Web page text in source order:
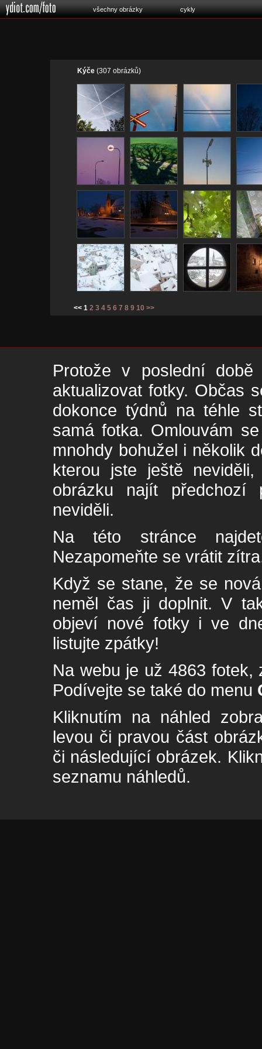
všechny obrázky cykly
Kýče (307 obrázků)
<< 1 2 3 4 5 6 7 8 9 10 >>
Protože v poslední
aktualizovat fotky. Občas
dokonce týdnů na téhle
samá fotka. Omlouvám
mnohdy bohužel i několik
kterou jste ještě
obrázku najít
neviděli.
Na této stránce
Nezapomeňte se vrátit
Když se stane, že se
neměl čas ji doplnit. V
objeví nové fotky i ve
listujte zpátky!
Na webu je už 4863
Podívejte se také do menu
Kliknutím na náhled
levou či pravou část
či následující obrázek.
seznamu náhledů.